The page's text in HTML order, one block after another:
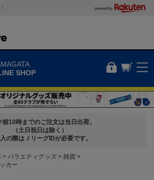
powered by
SHOP
前10時までのご注文は当日出荷。
（土日祝日は除く）
の際はＪリーグIDが必要です。
バラエティグッズ
雑貨
カー